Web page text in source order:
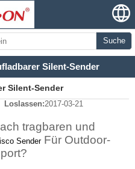
Suche
Silent-Sender
Silent-Sender
Loslassen:2017-03-21
tragbaren und
SenderFür Outdoor-